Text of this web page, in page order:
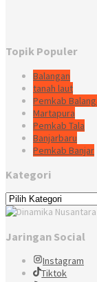
Topik Populer
Balangan
tanah laut
Pemkab
Martapura
Pemkab Tala
Banjarbaru
Pemkab Banjar
Kategori
Kategori
Jaringan Social
Instagram
Tiktok